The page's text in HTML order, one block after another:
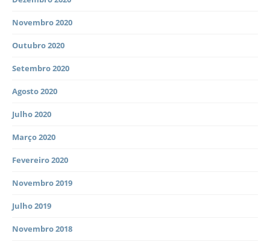
Novembro 2020
Outubro 2020
Setembro 2020
Agosto 2020
Julho 2020
Março 2020
Fevereiro 2020
Novembro 2019
Julho 2019
Novembro 2018